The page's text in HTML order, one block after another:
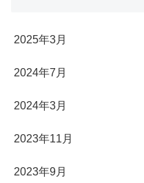
2025年3月
2024年7月
2024年3月
2023年11月
2023年9月